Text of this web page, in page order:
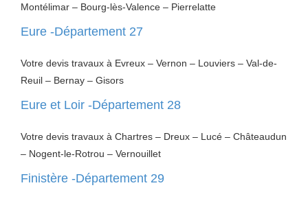
Montélimar – Bourg-lès-Valence – Pierrelatte
Eure -Département 27
Votre devis travaux à Evreux – Vernon – Louviers – Val-de-
Reuil – Bernay – Gisors
Eure et Loir -Département 28
Votre devis travaux à Chartres – Dreux – Lucé – Châteaudun
– Nogent-le-Rotrou – Vernouillet
Finistère -Département 29